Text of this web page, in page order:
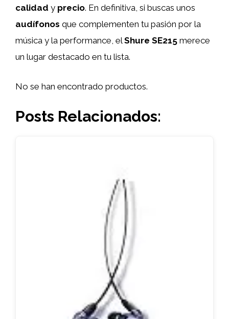
calidad y precio. En definitiva, si buscas unos
audífonos que complementen tu pasión por la
música y la performance, elShure SE215 merece
un lugar destacado en tu lista.
No se han encontrado productos.
Posts Relacionados: